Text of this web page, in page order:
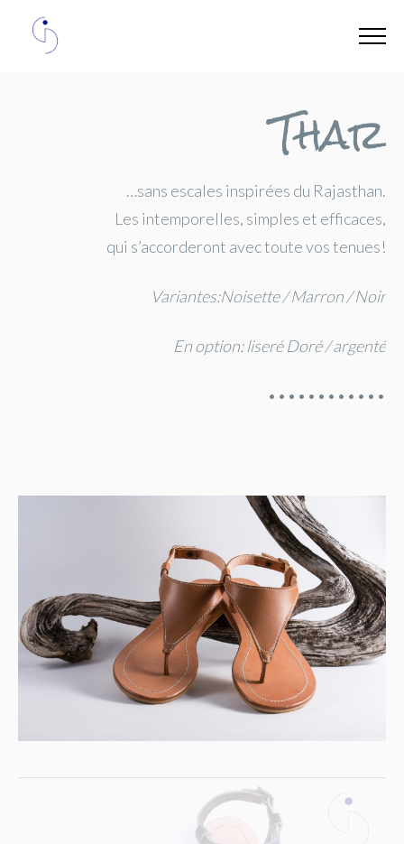
Thar
…sans escales inspirées du Rajasthan.
Les intemporelles, simples et efficaces,
qui s’accorderont avec toute vos tenues!
Variantes:Noisette / Marron / Noir
En option: liseré Doré / argenté
••••••••••••